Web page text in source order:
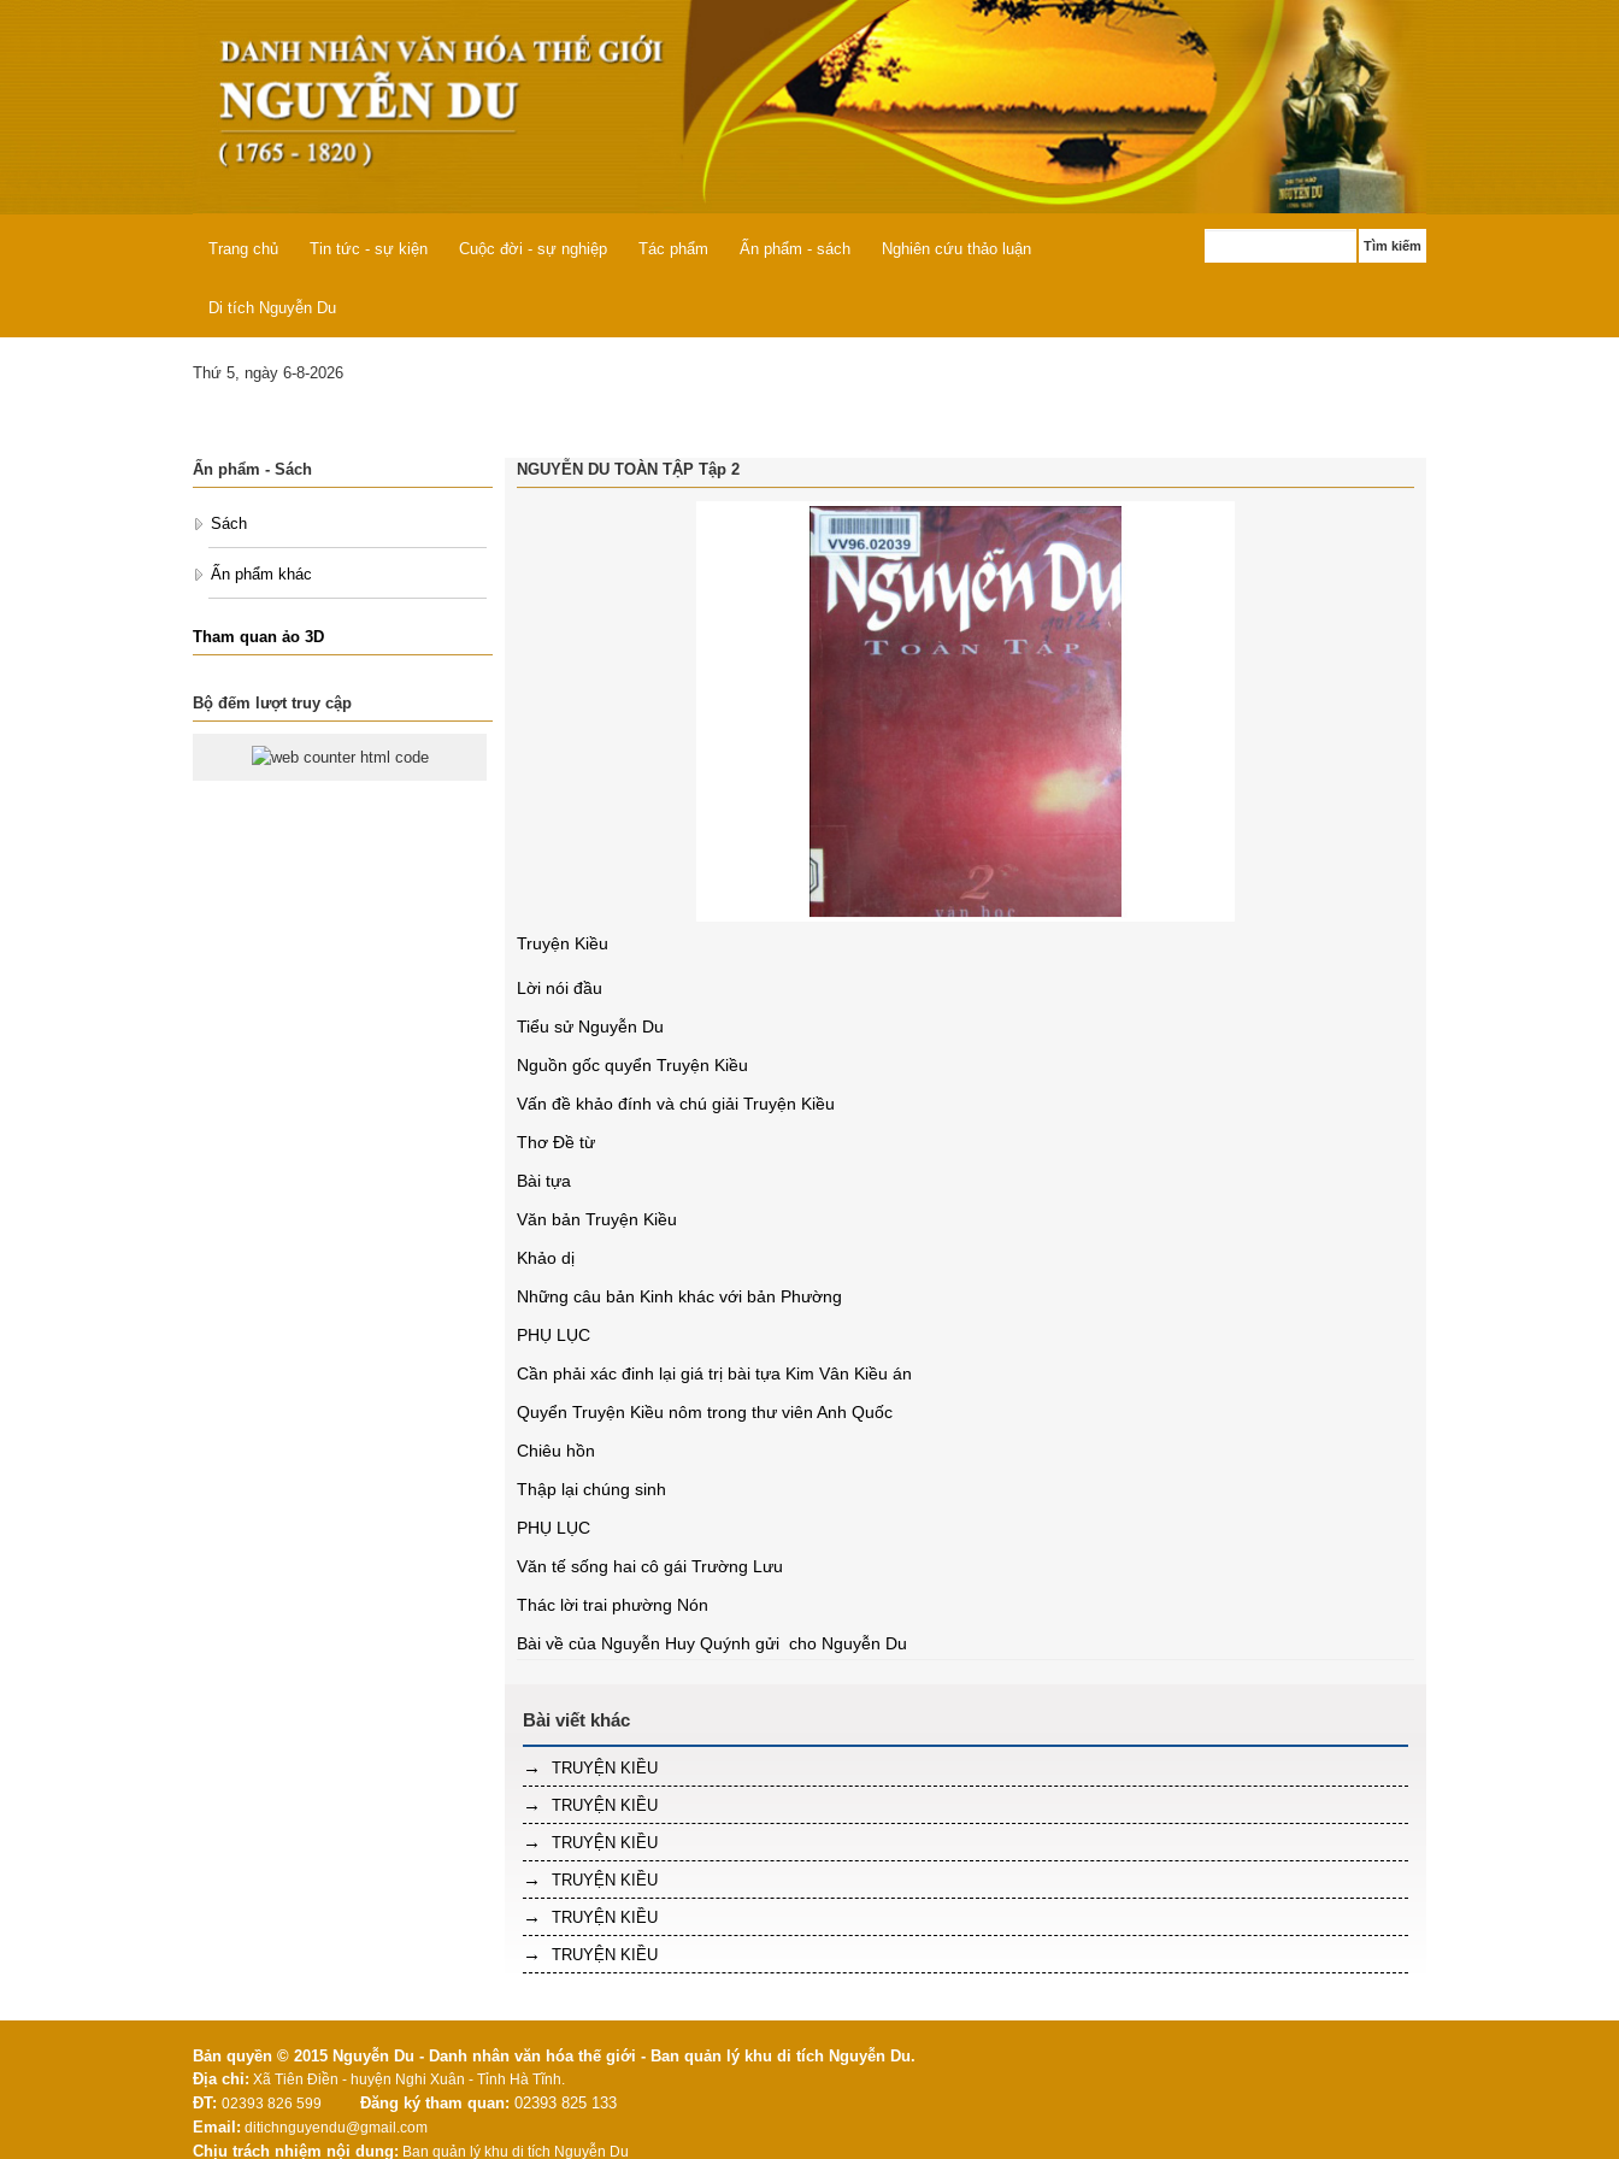
Trang chủ Tin tức - sự kiện Cuộc đời - sự nghiệp Tác phẩm Ấn phẩm - sách Nghiên cứu thảo luận
Di tích Nguyễn Du
Tìm kiếm
Thứ 5, ngày 6-8-2026
Ấn phẩm - Sách
Sách
Ấn phẩm khác
Tham quan ảo 3D
Bộ đếm lượt truy cập
NGUYỄN DU TOÀN TẬP Tập 2
Truyện Kiều
Lời nói đầu
Tiểu sử Nguyễn Du
Nguồn gốc quyển Truyện Kiều
Vấn đề khảo đính và chú giải Truyện Kiều
Thơ Đề từ
Bài tựa
Văn bản Truyện Kiều
Khảo dị
Những câu bản Kinh khác với bản Phường
PHỤ LỤC
Cần phải xác đinh lại giá trị bài tựa Kim Vân Kiều án
Quyển Truyện Kiều nôm trong thư viên Anh Quốc
Chiêu hồn
Thập lại chúng sinh
PHỤ LỤC
Văn tế sống hai cô gái Trường Lưu
Thác lời trai phường Nón
Bài về của Nguyễn Huy Quýnh gửi cho Nguyễn Du
TRUYỆN KIỀU
TRUYỆN KIỀU
TRUYỆN KIỀU
TRUYỆN KIỀU
TRUYỆN KIỀU
TRUYỆN KIỀU
Bản quyền © 2015 Nguyễn Du - Danh nhân văn hóa thế giới - Ban quản lý khu di tích Nguyễn Du.
Địa chỉ: Xã Tiên Điền - huyện Nghi Xuân - Tỉnh Hà Tĩnh.
ĐT: 02393 826 599 Đăng ký tham quan: 02393 825 133
Email: ditichnguyendu@gmail.com
Chịu trách nhiệm nội dung: Ban quản lý khu di tích Nguyễn Du